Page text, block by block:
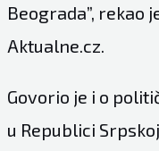
Beograda”, rekao
Aktualne.cz.
Govorio je i o
u Republici